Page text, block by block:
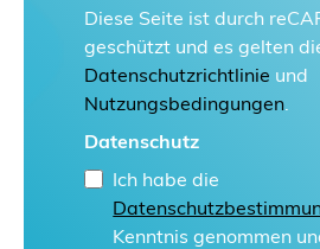
Diese Seite ist durch
geschützt und es gelten
Datenschutzrichtlinie und
Nutzungsbedingungen.
Datenschutz
Ich habe die
Kenntnis genommen